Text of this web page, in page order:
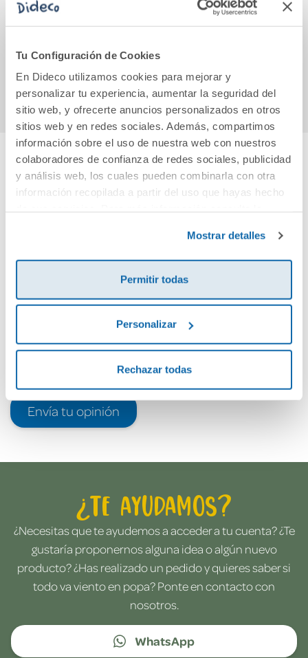
Tu Configuración de Cookies
En Dideco utilizamos cookies para mejorar y
personalizar tu experiencia, aumentar la seguridad del
sitio web, y ofrecerte anuncios personalizados en otros
sitios web y en redes sociales. Además, compartimos
información sobre el uso de nuestra web con nuestros
colaboradores de confianza de redes sociales, publicidad
y análisis web, los cuales pueden combinarla con otra
información recopilada a partir del uso que hayas hecho
Mostrar detalles
Permitir todas
Personalizar
Rechazar todas
Huesos en el hoyo y
una manzana de
9,95€
Comprar
es un pringao
Comprar
Cuéntanos tu opinión
¡Sé el primero en valorar este producto!
Envía tu opinión
¿Te ayudamos?
¿Necesitas que te ayudemos a acceder a tu cuenta? ¿Te
gustaría proponernos alguna idea o algún nuevo
producto? ¿Has realizado un pedido y quieres saber si
todo va viento en popa? Ponte en contacto con
nosotros.
WhatsApp